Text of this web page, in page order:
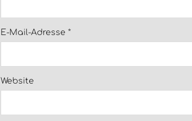
E-Mail-Adresse*
Website